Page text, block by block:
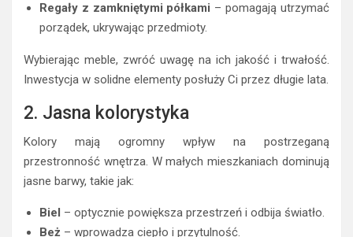
Regały z zamkniętymi półkami – pomagają utrzymać
porządek, ukrywając przedmioty.
Wybierając meble, zwróć uwagę na ich jakość i trwałość.
Inwestycja w solidne elementy posłuży Ci przez długie lata.
2. Jasna kolorystyka
Kolory mają ogromny wpływ na postrzeganą
przestronność wnętrza. W małych mieszkaniach dominują
jasne barwy, takie jak:
Biel – optycznie powiększa przestrzeń i odbija światło.
Beż – wprowadza ciepło i przytulność.